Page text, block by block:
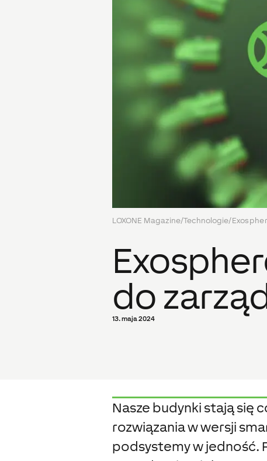
LOXONE Magazine/Technologie/
do
13. maja 2024
Nasze budynki stają się
rozwiązania w wersji
podsystemy w jedność.